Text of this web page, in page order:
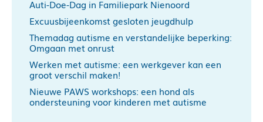
Auti-Doe-Dag in Familiepark Nienoord
Excuusbijeenkomst gesloten jeugdhulp
Themadag autisme en verstandelijke beperking:
Omgaan met onrust
Werken met autisme: een werkgever kan een
groot verschil maken!
Nieuwe PAWS workshops: een hond als
ondersteuning voor kinderen met autisme